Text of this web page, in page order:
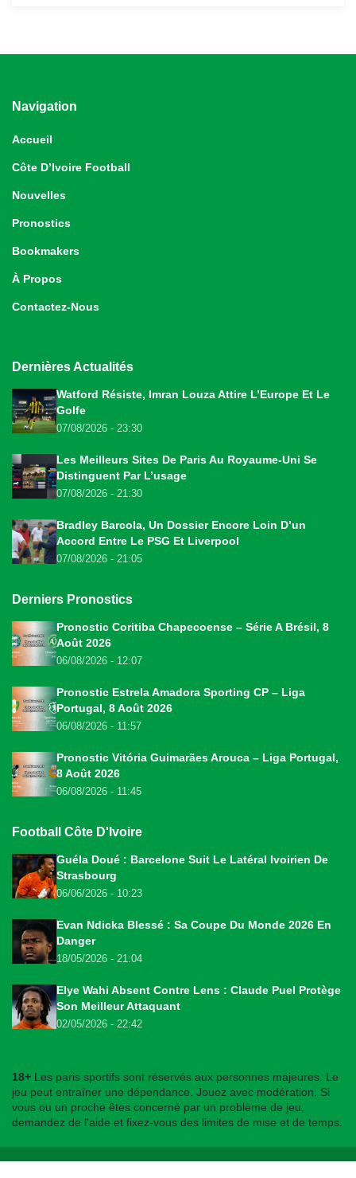
Navigation
Accueil
Côte D’Ivoire Football
Nouvelles
Pronostics
Bookmakers
À Propos
Contactez-Nous
Dernières Actualités
Watford Résiste, Imran Louza Attire L’Europe Et Le
Golfe
07/08/2026 - 23:30
Les Meilleurs Sites De Paris Au Royaume-Uni Se
Distinguent Par L’usage
07/08/2026 - 21:30
Bradley Barcola, Un Dossier Encore Loin D’un
Accord Entre Le PSG Et Liverpool
07/08/2026 - 21:05
Derniers Pronostics
Pronostic Coritiba Chapecoense – Série A Brésil, 8
Août 2026
06/08/2026 - 12:07
Pronostic Estrela Amadora Sporting CP – Liga
Portugal, 8 Août 2026
06/08/2026 - 11:57
Pronostic Vitória Guimarães Arouca – Liga Portugal,
8 Août 2026
06/08/2026 - 11:45
Football Côte D'Ivoire
Guéla Doué : Barcelone Suit Le Latéral Ivoirien De
Strasbourg
06/06/2026 - 10:23
Evan Ndicka Blessé : Sa Coupe Du Monde 2026 En
Danger
18/05/2026 - 21:04
Elye Wahi Absent Contre Lens : Claude Puel Protège
Son Meilleur Attaquant
02/05/2026 - 22:42
18+ Les paris sportifs sont réservés aux personnes majeures. Le
jeu peut entraîner une dépendance. Jouez avec modération. Si
vous ou un proche êtes concerné par un problème de jeu,
demandez de l'aide et fixez-vous des limites de mise et de temps.